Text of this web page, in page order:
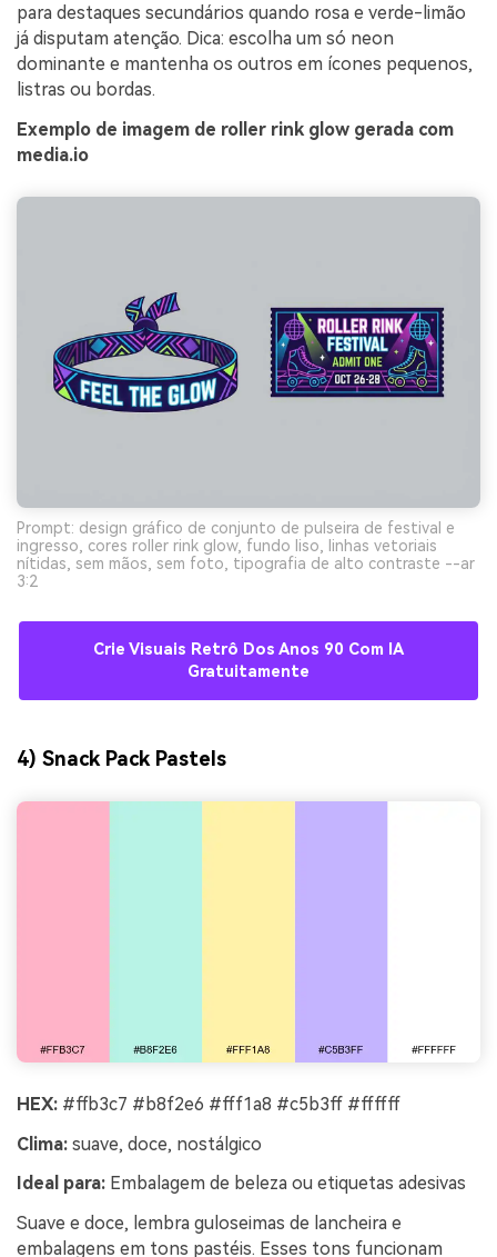
para destaques secundários quando rosa e verde-limão
já disputam atenção. Dica: escolha um só neon
dominante e mantenha os outros em ícones pequenos,
listras ou bordas.
Exemplo de imagem de roller rink glow gerada com
media.io
Prompt: design gráfico de conjunto de pulseira de festival e
ingresso, cores roller rink glow, fundo liso, linhas vetoriais
nítidas, sem mãos, sem foto, tipografia de alto contraste --ar
3:2
Crie Visuais Retrô Dos Anos 90 Com IA
Gratuitamente
4) Snack Pack Pastels
HEX: #ffb3c7 #b8f2e6 #fff1a8 #c5b3ff #ffffff
Clima: suave, doce, nostálgico
Ideal para: Embalagem de beleza ou etiquetas adesivas
Suave e doce, lembra guloseimas de lancheira e
embalagens em tons pastéis. Esses tons funcionam